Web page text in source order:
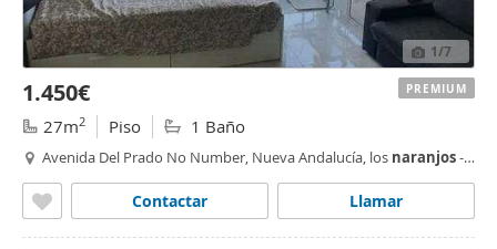
1/7
1.450€
27m2 Piso 1 Baño
Avenida Del Prado No Number, Nueva Andalucía, los naranjos-
Llamar
Contactar
PREMIUM